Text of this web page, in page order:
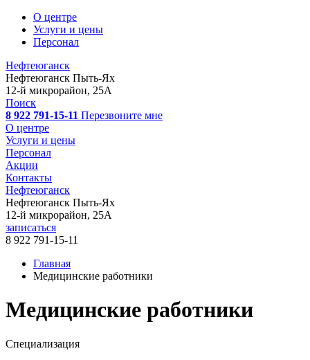
О центре
Услуги и цены
Персонал
Нефтеюганск
Нефтеюганск Пыть-Ях
12-й микрорайон, 25А
Поиск
8 922 791-15-11 Перезвоните мне
О центре
Услуги и цены
Персонал
Акции
Контакты
Нефтеюганск
Нефтеюганск Пыть-Ях
12-й микрорайон, 25А
записаться
8 922 791-15-11
Главная
Медицинские работники
Медицинские работники
Специализация